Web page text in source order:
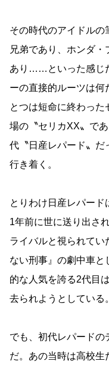
その時代のアイドル
兄弟であり、ホンダ
あり……といった感じ
ーの直接的ルーツは何
とつは短命に終わっ
場の〝セリカXX〟で
代〝日産レパード〟だ
行き着く。
とりわけ日産レパード
1年前に世に送り出さ
ライバルと視られてい
ない刑事』の劇中車と
的な人気を誇る2代目
去られようとしている。
でも、初代レパード
だ。あの当時は高校